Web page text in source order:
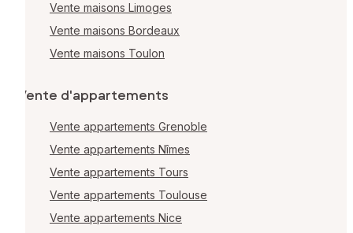
Vente maisons Limoges
Vente maisons Bordeaux
Vente maisons Toulon
Vente d'appartements
Vente appartements Grenoble
Vente appartements Nîmes
Vente appartements Tours
Vente appartements Toulouse
Vente appartements Nice